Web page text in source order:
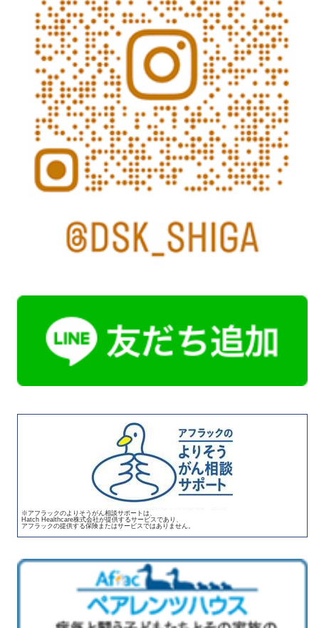
※アフラックのよりそうがん相談サポートは、
Hatch Healthcare株式会社が提供するサービスであり、
アフラックの提供する保険またはサービスではありません。